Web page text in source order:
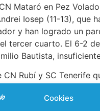
Cookies
Mataró en Pez
Iosep (11-13), que
y han logrado un
tercer cuarto. El 6-2
Bautista,
CN Rubí y SC Tenerife
que ha sonreído a los